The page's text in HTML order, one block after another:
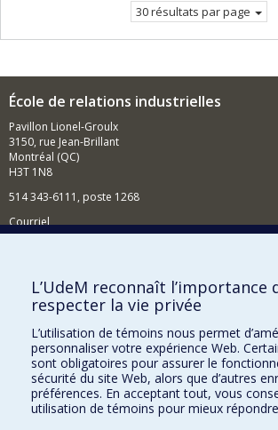
30 résultats par page
École de relations industrielles
Pavillon Lionel-Groulx
3150, rue Jean-Brillant
Montréal (QC)
H3T 1N8
514 343-6111, poste 1268
Courriel
Comment soutenir l'École?
BESOIN D'AIDE?
Plan du site
Signaler une erreur
Accessibilité
FACULTÉ DES ARTS ET DES SCIENCES
L’UdeM reconnaît l’importance
respecter la vie privée
L’utilisation de témoins nous permet
personnaliser votre expérience Web.
sont obligatoires pour assurer le
sécurité du site Web, alors que d’autres
préférences. En acceptant tout, vous
utilisation de témoins pour mieux